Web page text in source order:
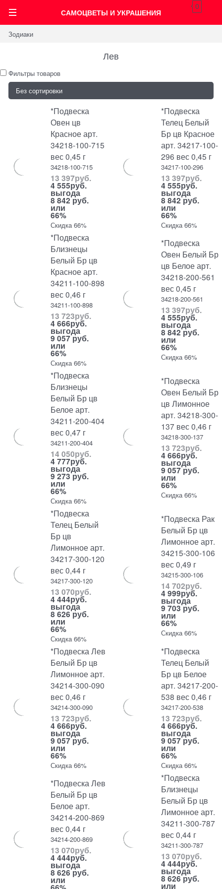
САМОЦВЕТЫ И УКРАШЕНИЯ
0
Зодиаки
Лев
Фильтры товаров
*Подвеска
Овен цв
Красное арт.
34218-100-715
вес 0,45 г
34218-100-715
13 397руб.
4 555руб.
выгода
8 842 руб.
или
66%
Скидка 66%
*Подвеска
Телец Белый
Бр цв Красное
арт. 34217-100-
296 вес 0,45 г
34217-100-296
13 397руб.
4 555руб.
выгода
8 842 руб.
или
66%
Скидка 66%
*Подвеска
Близнецы
Белый Бр цв
Красное арт.
34211-100-898
вес 0,46 г
34211-100-898
13 723руб.
4 666руб.
выгода
9 057 руб.
или
66%
Скидка 66%
*Подвеска
Овен Белый Бр
цв Белое арт.
34218-200-561
вес 0,45 г
34218-200-561
13 397руб.
4 555руб.
выгода
8 842 руб.
или
66%
Скидка 66%
*Подвеска
Близнецы
Белый Бр цв
Белое арт.
34211-200-404
вес 0,47 г
34211-200-404
14 050руб.
4 777руб.
выгода
9 273 руб.
или
66%
Скидка 66%
*Подвеска
Овен Белый Бр
цв Лимонное
арт. 34218-300-
137 вес 0,46 г
34218-300-137
13 723руб.
4 666руб.
выгода
9 057 руб.
или
66%
Скидка 66%
*Подвеска
Телец Белый
Бр цв
Лимонное арт.
34217-300-120
вес 0,44 г
34217-300-120
13 070руб.
4 444руб.
выгода
8 626 руб.
или
66%
Скидка 66%
*Подвеска Рак
Белый Бр цв
Лимонное арт.
34215-300-106
вес 0,49 г
34215-300-106
14 702руб.
4 999руб.
выгода
9 703 руб.
или
66%
Скидка 66%
*Подвеска Лев
Белый Бр цв
Лимонное арт.
34214-300-090
вес 0,46 г
34214-300-090
13 723руб.
4 666руб.
выгода
9 057 руб.
или
66%
Скидка 66%
*Подвеска
Телец Белый
Бр цв Белое
арт. 34217-200-
538 вес 0,46 г
34217-200-538
13 723руб.
4 666руб.
выгода
9 057 руб.
или
66%
Скидка 66%
*Подвеска Лев
Белый Бр цв
Белое арт.
34214-200-869
вес 0,44 г
34214-200-869
13 070руб.
4 444руб.
выгода
8 626 руб.
или
*Подвеска
Близнецы
Белый Бр цв
Лимонное арт.
34211-300-787
вес 0,44 г
34211-300-787
13 070руб.
4 444руб.
выгода
8 626 руб.
или